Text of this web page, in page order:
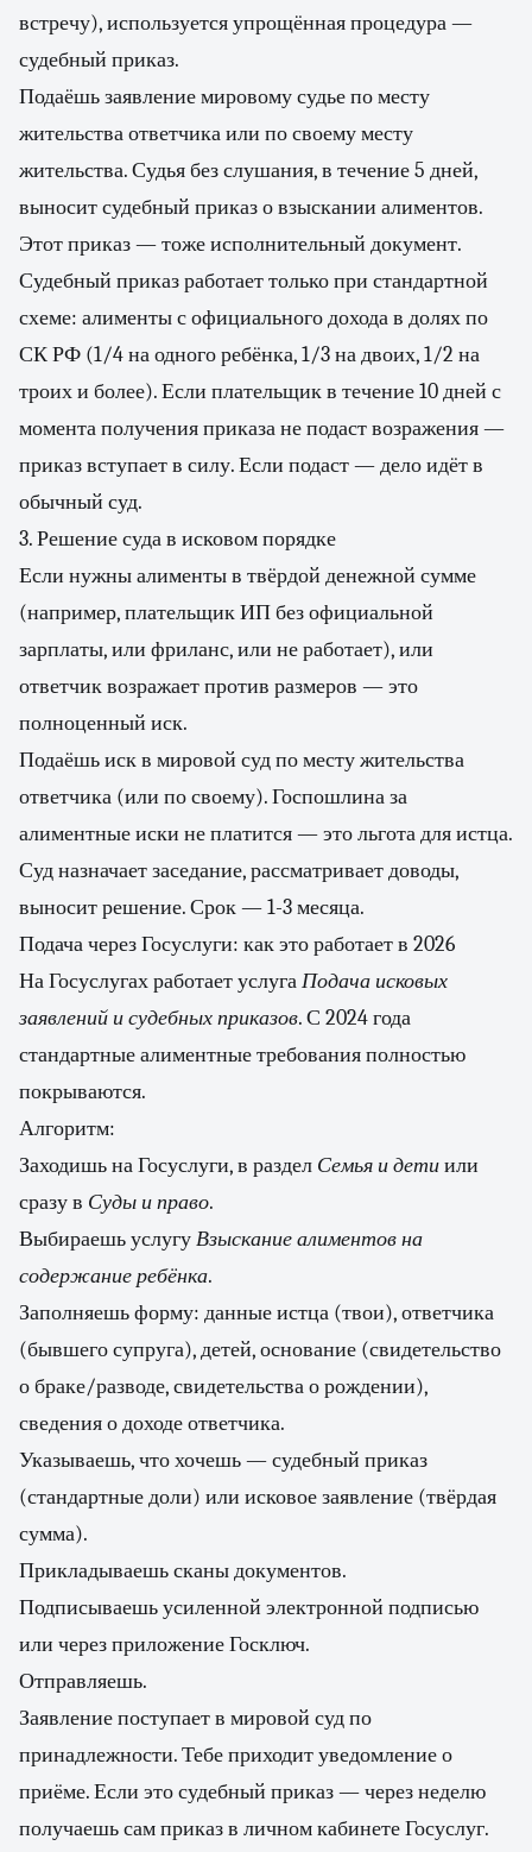
встречу), используется упрощённая процедура —
судебный приказ.
Подаёшь заявление мировому судье по месту
жительства ответчика или по своему месту
жительства. Судья без слушания, в течение 5 дней,
выносит судебный приказ о взыскании алиментов.
Этот приказ — тоже исполнительный документ.
Судебный приказ работает только при стандартной
схеме: алименты с официального дохода в долях по
СК РФ (1/4 на одного ребёнка, 1/3 на двоих, 1/2 на
троих и более). Если плательщик в течение 10 дней с
момента получения приказа не подаст возражения —
приказ вступает в силу. Если подаст — дело идёт в
обычный суд.
3. Решение суда в исковом порядке
Если нужны алименты в твёрдой денежной сумме
(например, плательщик ИП без официальной
зарплаты, или фриланс, или не работает), или
ответчик возражает против размеров — это
полноценный иск.
Подаёшь иск в мировой суд по месту жительства
ответчика (или по своему). Госпошлина за
алиментные иски не платится — это льгота для истца.
Суд назначает заседание, рассматривает доводы,
выносит решение. Срок — 1-3 месяца.
Подача через Госуслуги: как это работает в 2026
На Госуслугах работает услугаПодача исковых
заявлений и судебных приказов. С 2024 года
стандартные алиментные требования полностью
покрываются.
Алгоритм:
Заходишь на Госуслуги, в раздел Семья и детиили
сразу в Суды и право.
Выбираешь услугуВзыскание алиментов на
содержание ребёнка.
Заполняешь форму: данные истца (твои), ответчика
(бывшего супруга), детей, основание (свидетельство
о браке/разводе, свидетельства о рождении),
сведения о доходе ответчика.
Указываешь, что хочешь — судебный приказ
(стандартные доли) или исковое заявление (твёрдая
сумма).
Прикладываешь сканы документов.
Подписываешь усиленной электронной подписью
или через приложение Госключ.
Отправляешь.
Заявление поступает в мировой суд по
принадлежности. Тебе приходит уведомление о
приёме. Если это судебный приказ — через неделю
получаешь сам приказ в личном кабинете Госуслуг.